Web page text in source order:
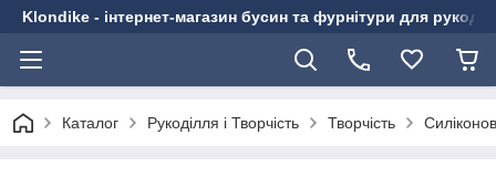
Klondike - інтернет-магазин бусин та фурнітури для
Каталог Рукоділля і Творчість Творчість